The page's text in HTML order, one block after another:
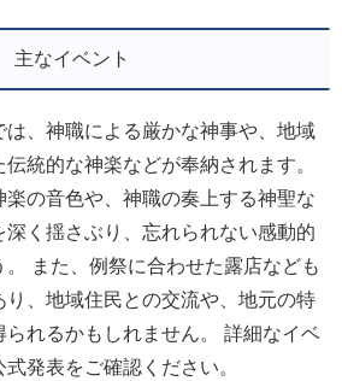
主なイベント
、神職による厳かな神事や、地域
統的な神楽などが奉納されます。
の音色や、神職の奏上する神聖な
く揺さぶり、忘れられない感動的
また、例祭に合わせた露店なども
り、地域住民との交流や、地元の特
れるかもしれません。 詳細なイベ
発表をご確認ください。